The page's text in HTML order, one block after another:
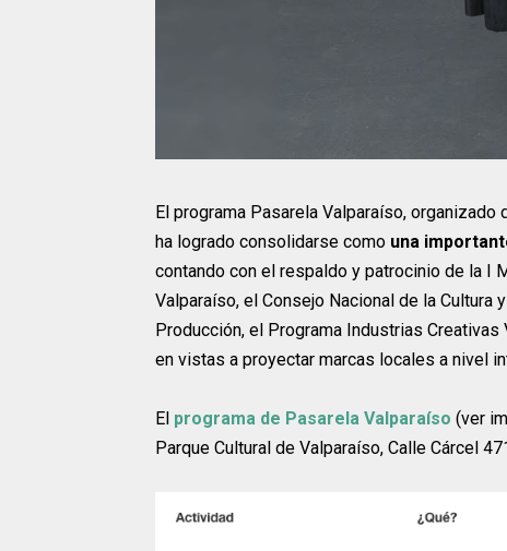
El programa Pasarela Valparaíso,
ha logrado consolidarse como una
contando con el respaldo y patrocinio de la I
Valparaíso, el Consejo Nacional de la Cultura
Producción, el Programa Industrias
en vistas a proyectar marcas locales a nivel
El programa de Pasarela Valparaíso (ver
Parque Cultural de Valparaíso, Calle Cárcel